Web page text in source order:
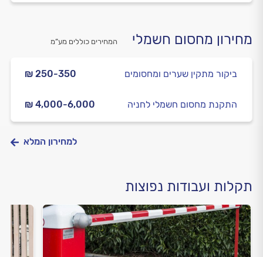
מחירון מחסום חשמלי המחירים כוללים מע”מ
₪ 250-350 ביקור מתקין שערים ומחסומים
₪ 4,000-6,000 התקנת מחסום חשמלי לחניה
למחירון המלא
תקלות ועבודות נפוצות